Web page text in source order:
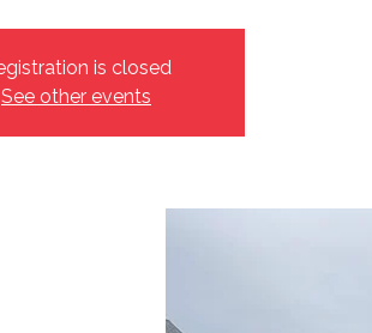
is closed
See other events